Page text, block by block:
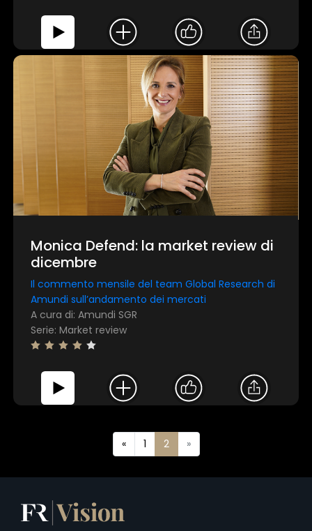
Monica Defend: la market review di
dicembre
Il commento mensile del team Global Research di
Amundi sull’andamento dei mercati
A cura di: Amundi SGR
Serie: Market review
« 1 2 »